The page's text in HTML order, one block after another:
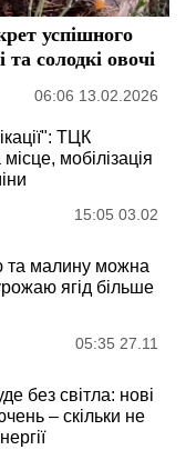
успішного
солодкі овочі
06:06 13.02.2026
ТЦК
мобілізація
15:05 03.02
та малину можна
ягід більше
05:35 27.11
без світла: нові
– скільки не